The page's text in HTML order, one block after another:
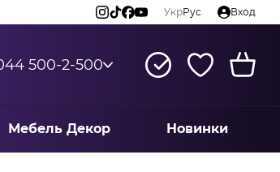
УкрРус Вход
500-2-500
Мебель Декор Новинки